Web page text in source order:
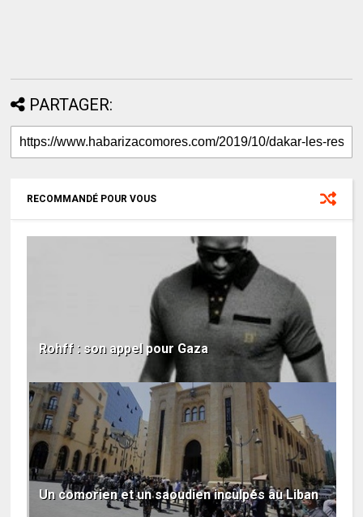
PARTAGER:
RECOMMANDÉ POUR VOUS
Rohff : son appel pour Gaza
Un comorien et un saoudien inculpés au Liban